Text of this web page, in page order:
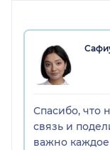
Спасибо, что
связь и
важно